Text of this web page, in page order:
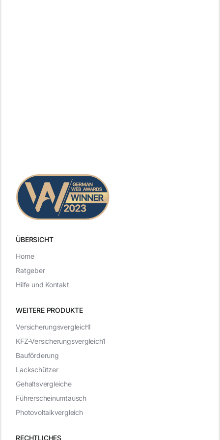
ÜBERSICHT
WEITERE PRODUKTE
RECHTLICHES
Versicherungsvergleich1
KFZ-Versicherungsvergleich1
Bauförderung
Lackschützer
Gehaltsvergleiche
Führerscheinumtausch
Photovoltaikvergleich
Home
Ratgeber
Hilfe und Kontakt